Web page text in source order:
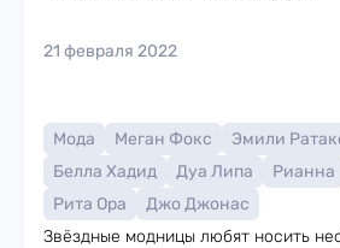
21 февраля 2022
Мода Меган Фокс
Эмили
Белла Хадид
Дуа Липа Рианна
Рита Ора
Джо Джонас
Звёздные модницы любят носить